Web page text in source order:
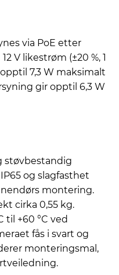
via PoE etter
V likestrøm (±20 %, 1
7,3 W maksimalt
gir opptil 6,3 W
støvbestandig
og slagfasthet
montering.
cirka 0,55 kg.
til +60 °C ved
fås i svart og
monteringsmal,